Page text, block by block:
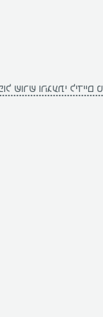
מקצועיות